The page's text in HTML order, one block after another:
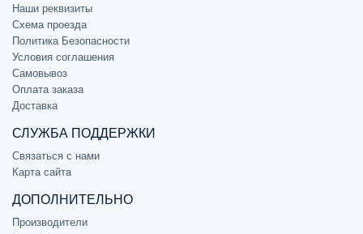
Наши реквизиты
Схема проезда
Политика Безопасности
Условия соглашения
Самовывоз
Оплата заказа
Доставка
СЛУЖБА ПОДДЕРЖКИ
Связаться с нами
Карта сайта
ДОПОЛНИТЕЛЬНО
Производители